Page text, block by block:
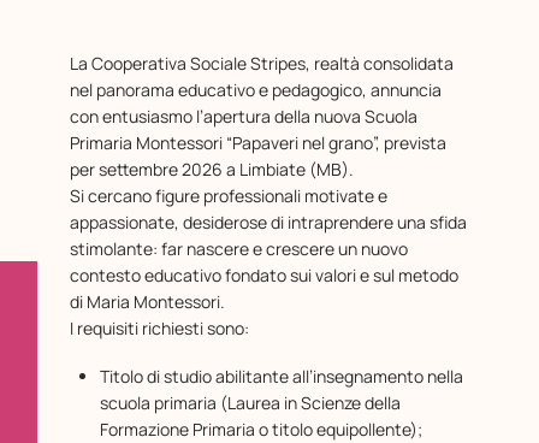
La Cooperativa Sociale Stripes, realtà consolidata
nel panorama educativo e pedagogico, annuncia
con entusiasmo l’apertura della nuova Scuola
Primaria Montessori “Papaveri nel grano”, prevista
per settembre 2026 a Limbiate (MB).
Si cercano figure professionali motivate e
appassionate, desiderose di intraprendere una sfida
stimolante: far nascere e crescere un nuovo
contesto educativo fondato sui valori e sul metodo
di Maria Montessori.
I requisiti richiesti sono:
Titolo di studio abilitante all’insegnamento nella
scuola primaria (Laurea in Scienze della
Formazione Primaria o titolo equipollente);